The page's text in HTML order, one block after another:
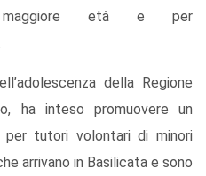
maggiore età e per
della Regione
ha inteso promuovere un
tutori volontari di minori
arrivano in Basilicata e sono